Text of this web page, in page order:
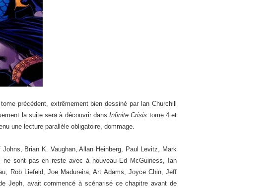
précédent, extrêmement bien dessiné par Ian Churchill
la suite sera à découvrir dansInfinite Crisis tome 4 et
une lecture parallèle obligatoire, dommage.
Brian K. Vaughan, Allan Heinberg, Paul Levitz, Mark
sont pas en reste avec à nouveau Ed McGuiness, Ian
Rob Liefeld, Joe Madureira, Art Adams, Joyce Chin, Jeff
Jeph, avait commencé à scénarisé ce chapitre avant de